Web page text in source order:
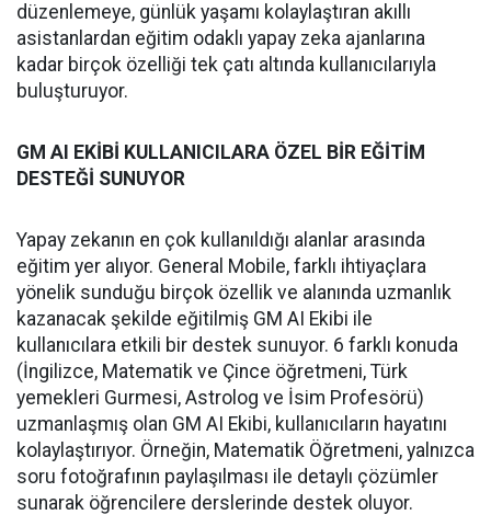
düzenlemeye, günlük yaşamı kolaylaştıran akıllı
asistanlardan eğitim odaklı yapay zeka ajanlarına
kadar birçok özelliği tek çatı altında kullanıcılarıyla
buluşturuyor.
GM AI EKİBİ KULLANICILARA ÖZEL BİR EĞİTİM
DESTEĞİ SUNUYOR
Yapay zekanın en çok kullanıldığı alanlar arasında
eğitim yer alıyor. General Mobile, farklı ihtiyaçlara
yönelik sunduğu birçok özellik ve alanında uzmanlık
kazanacak şekilde eğitilmiş GM AI Ekibi ile
kullanıcılara etkili bir destek sunuyor. 6 farklı konuda
(İngilizce, Matematik ve Çince öğretmeni, Türk
yemekleri Gurmesi, Astrolog ve İsim Profesörü)
uzmanlaşmış olan GM AI Ekibi, kullanıcıların hayatını
kolaylaştırıyor. Örneğin, Matematik Öğretmeni, yalnızca
soru fotoğrafının paylaşılması ile detaylı çözümler
sunarak öğrencilere derslerinde destek oluyor.